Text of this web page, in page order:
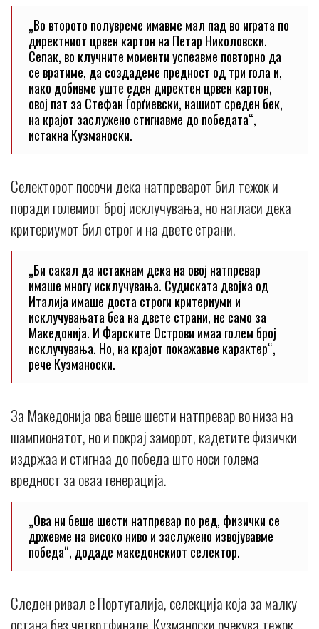
„Во второто полувреме имавме мал пад во играта по
директниот црвен картон на Петар Николовски.
Сепак, во клучните моменти успеавме повторно да
се вратиме, да создадеме предност од три гола и,
иако добивме уште еден директен црвен картон,
овој пат за Стефан Ѓорѓиевски, нашиот среден бек,
на крајот заслужено стигнавме до победата“,
истакна Кузманоски.
Селекторот посочи дека натпреварот бил тежок и
поради големиот број исклучувања, но нагласи дека
критериумот бил строг и на двете страни.
„Би сакал да истакнам дека на овој натпревар
имаше многу исклучувања. Судиската двојка од
Италија имаше доста строги критериуми и
исклучувањата беа на двете страни, не само за
Македонија. И Фарските Острови имаа голем број
исклучувања. Но, на крајот покажавме карактер“,
рече Кузманоски.
За Македонија ова беше шести натпревар во низа на
шампионатот, но и покрај заморот, кадетите физички
издржаа и стигнаа до победа што носи голема
вредност за оваа генерација.
„Ова ни беше шести натпревар по ред, физички се
држевме на високо ниво и заслужено извојувавме
победа“, додаде македонскиот селектор.
Следен ривал е Португалија, селекција која за малку
остана без четвртфинале. Кузманоски очекува тежок